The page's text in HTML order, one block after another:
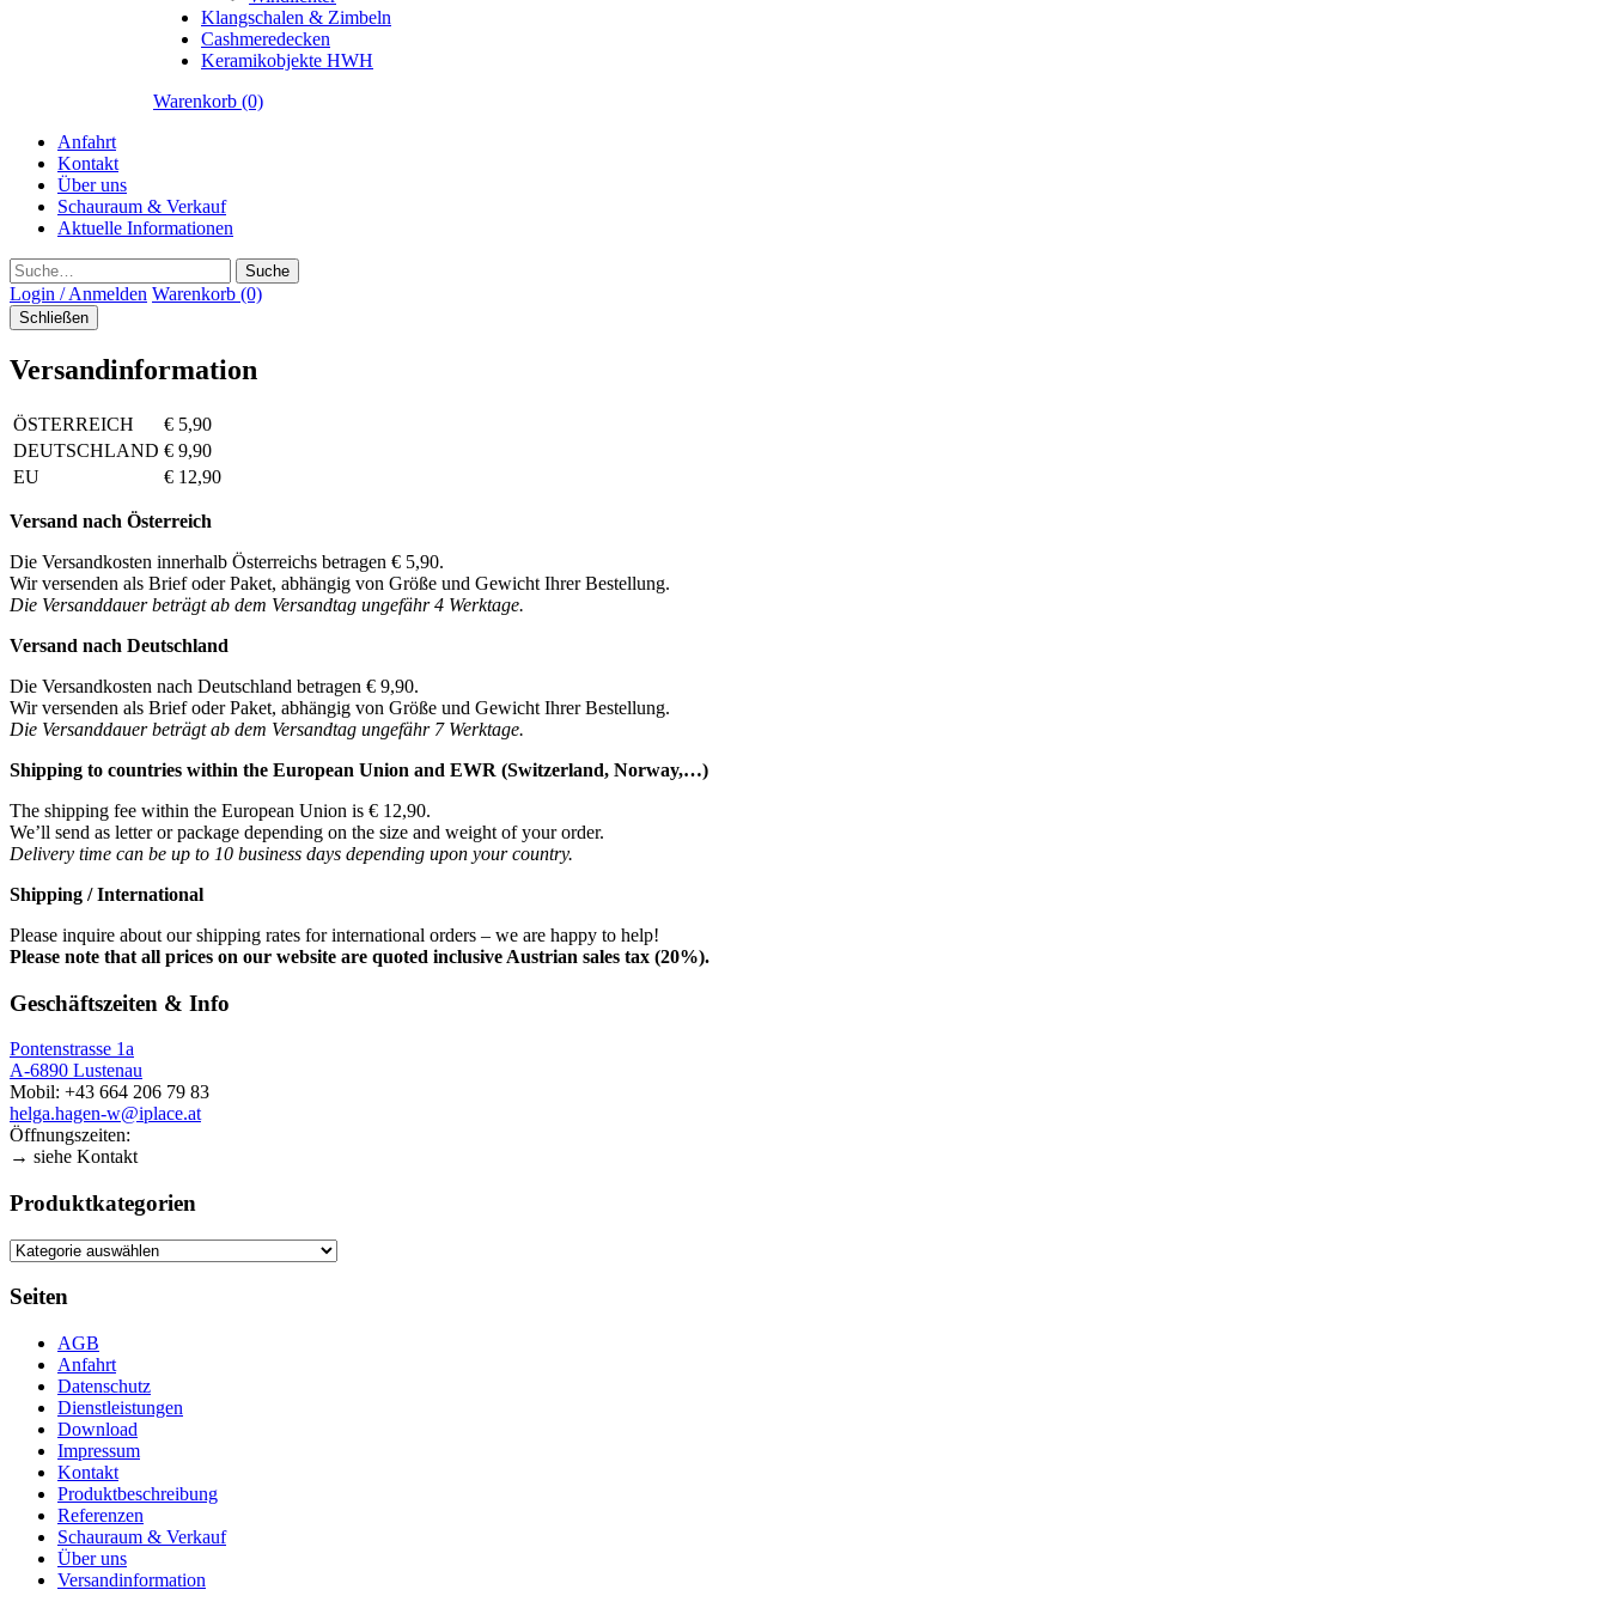
Klangschalen & Zimbeln
Cashmeredecken
Keramikobjekte HWH
Warenkorb (0)
Anfahrt
Kontakt
Über uns
Schauraum & Verkauf
Aktuelle Informationen
Suche
Login / Anmelden Warenkorb (0)
Schließen
Versandinformation
ÖSTERREICH
€ 5,90
DEUTSCHLAND € 9,90
EU
€ 12,90
Versand nach Österreich
Die Versandkosten innerhalb Österreichs betragen € 5,90.
Wir versenden als Brief oder Paket, abhängig von Größe und Gewicht Ihrer Bestellung.
Die Versanddauer beträgt ab dem Versandtag ungefähr 4 Werktage.
Versand nach Deutschland
Die Versandkosten nach Deutschland betragen € 9,90.
Wir versenden als Brief oder Paket, abhängig von Größe und Gewicht Ihrer Bestellung.
Die Versanddauer beträgt ab dem Versandtag ungefähr 7 Werktage.
Shipping to countries within the European Union and EWR (Switzerland, Norway,…)
The shipping fee within the European Union is € 12,90.
We’ll send as letter or package depending on the size and weight of your order.
Delivery time can be up to 10 business days depending upon your country.
Shipping / International
Please inquire about our shipping rates for international orders – we are happy to help!
Please note that all prices on our website are quoted inclusive Austrian sales tax (20%).
Geschäftszeiten & Info
Pontenstrasse 1a
A-6890 Lustenau
Mobil: +43 664 206 79 83
helga.hagen-w@iplace.at
Öffnungszeiten:
→ siehe Kontakt
Produktkategorien
Seiten
AGB
Anfahrt
Datenschutz
Dienstleistungen
Download
Impressum
Kontakt
Produktbeschreibung
Referenzen
Schauraum & Verkauf
Über uns
Versandinformation